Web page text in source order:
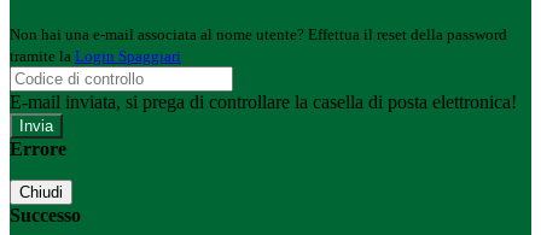
Non hai una e-mail associata al nome utente? Effettua il reset della password
tramite la Login Spaggiari
E-mail inviata, si prega di controllare la casella di posta elettronica!
Errore
Chiudi
Successo